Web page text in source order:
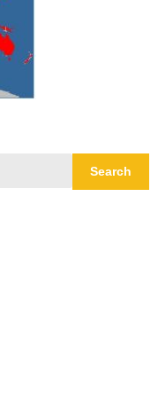
Search